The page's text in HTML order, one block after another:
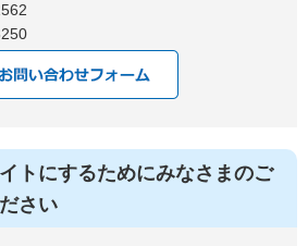
トにするためにみなさまのご
さい